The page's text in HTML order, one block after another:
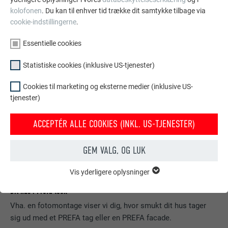
Dit hus i Prefa look
Vha. en fotomontage viser vi dig, hvor smukt dit hus tager
sig ud med et PREFA tag eller en PREFA facade.
kolofonen. Du kan til enhver tid trække dit samtykke tilbage via
cookie-indstillingerne.
Essentielle cookies
Statistiske cookies (inklusive US-tjenester)
Cookies til marketing og eksterne medier (inklusive US-
tjenester)
ACCEPTÉR ALLE COOKIES (INKL. US-TJENESTER)
GEM VALG, OG LUK
ESSENTIELLE COOKIES
korrekt.
Vis yderligere oplysninger